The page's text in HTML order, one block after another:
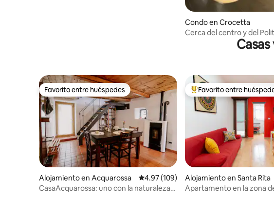
Condo en Crocetta
Cerca del centro y del
Favorito entre huéspedes
Favorito entre huéspedes
Alojamiento en Acquarossa Calificación promedio: 4.97 de 5, 109
4.97 (109)
CasaAcquarossa: uno con la naturaleza
Favorito entre huéspedes
Favorito entre
Alojamiento en Santa Rita
Apartamento en la zona